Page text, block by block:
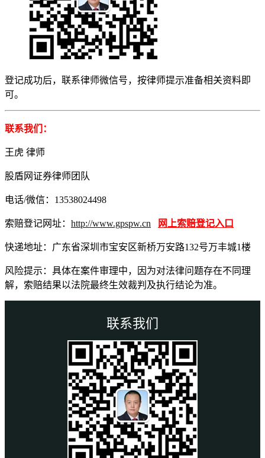
登记成功后，联系律师微信号，按律师提示准备相关资料即
可。
联系我们：
王虎 律师
股盾网证券律师团队
电话/微信：13538024498
索赔登记网址： http://www.gpspw.cn 网上索赔登记入口
快递地址：广东省深圳市宝安区新桥万安路132号万丰城1楼
风险提示：具体在案件审理中，因为对法律问题存在不同理
解，索赔结果以法院最终生效裁判及执行结论为准。
联系我们